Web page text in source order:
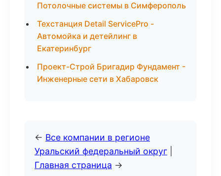
Потолочные системы в Симферополь
Техстанция Detail ServicePro -
Автомойка и детейлинг в
Екатеринбург
Проект-Строй Бригадир Фундамент -
Инженерные сети в Хабаровск
← Все компании в регионе
Уральский федеральный округ
Главная страница →